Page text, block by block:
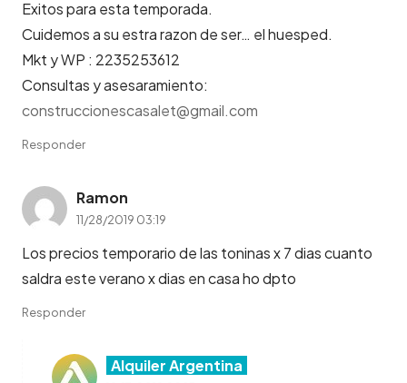
Exitos para esta temporada.
Cuidemos a su estra razon de ser… el huesped.
Mkt y WP : 2235253612
Consultas y asesaramiento:
construccionescasalet@gmail.com
Responder
Ramon
11/28/2019 03:19
Los precios temporario de las toninas x 7 dias cuanto
saldra este verano x dias en casa ho dpto
Responder
Alquiler Argentina